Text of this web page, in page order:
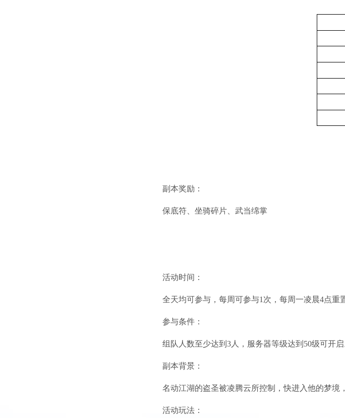
副本奖励：
保底符、坐骑碎片、武当绵掌
活动时间：
全天均可参与，每周可参与1次，每周一凌晨4点重
参与条件：
组队人数至少达到3人，服务器等级达到50级可开启
副本背景：
名动江湖的盗圣被凌腾云所控制，快进入他的梦境
活动玩法：